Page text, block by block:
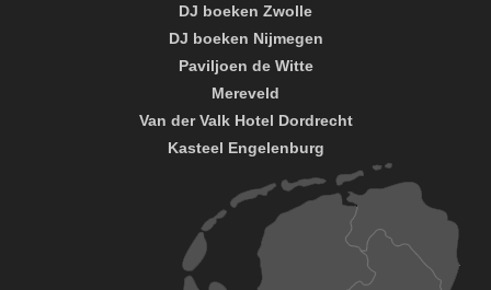
DJ boeken Zwolle
DJ boeken Nijmegen
Paviljoen de Witte
Mereveld
Van der Valk Hotel Dordrecht
Kasteel Engelenburg